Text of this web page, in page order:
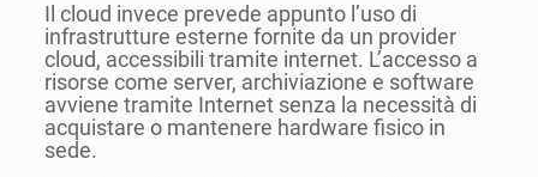
Il cloud invece prevede appunto l’uso di
infrastrutture esterne fornite da un provider
cloud, accessibili tramite internet. L’accesso a
risorse come server, archiviazione e software
avviene tramite Internet senza la necessità di
acquistare o mantenere hardware fisico in
sede.